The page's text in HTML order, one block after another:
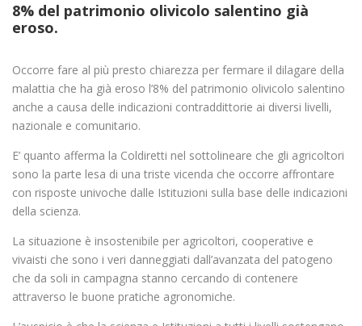
8% del patrimonio olivicolo salentino già
eroso.
Occorre fare al più presto chiarezza per fermare il dilagare della
malattia che ha già eroso l’8% del patrimonio olivicolo salentino
anche a causa delle indicazioni contraddittorie ai diversi livelli,
nazionale e comunitario.
E’ quanto afferma la Coldiretti nel sottolineare che gli agricoltori
sono la parte lesa di una triste vicenda che occorre affrontare
con risposte univoche dalle Istituzioni sulla base delle indicazioni
della scienza.
La situazione è insostenibile per agricoltori, cooperative e
vivaisti che sono i veri danneggiati dall’avanzata del patogeno
che da soli in campagna stanno cercando di contenere
attraverso le buone pratiche agronomiche.